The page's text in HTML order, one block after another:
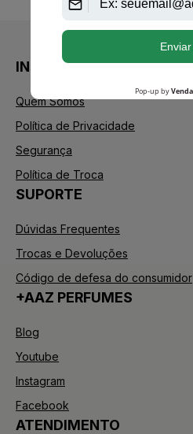
INSTITUCIONAL
Quem Somos
Política de Privacidade
Segurança
Política de Troca
SUPORTE
Dúvidas Frequentes
Trocas e Devoluções
Código de defesa do consumidor
+AAZ PERFUMES
Blog
Youtube
Instagram
Facebook
ATENDIMENTO